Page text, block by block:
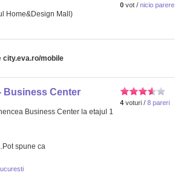
0 vot / nicio parere
Home&Design Mall)
city.eva.ro/mobile
4 voturi / 8 pareri
Business Center
Business Center la etajul 1
spune ca